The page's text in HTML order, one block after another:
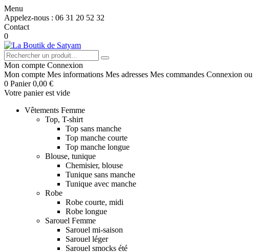
Menu
Appelez-nous : 06 31 20 52 32
Contact
0
Mon compte Connexion
Mon compte Mes informations Mes adresses Mes commandes Connexion ou
0 Panier 0,00 €
Votre panier est vide
Vêtements Femme
Top, T-shirt
Top sans manche
Top manche courte
Top manche longue
Blouse, tunique
Chemisier, blouse
Tunique sans manche
Tunique avec manche
Robe
Robe courte, midi
Robe longue
Sarouel Femme
Sarouel mi-saison
Sarouel léger
Sarouel smocks été